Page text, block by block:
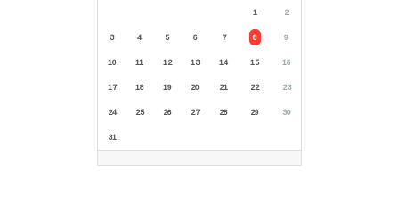
1 2
3 4 5 6 7 8 9
10 11 12 13 14 15 16
17 18 19 20 21 22 23
24 25 26 27 28 29 30
31